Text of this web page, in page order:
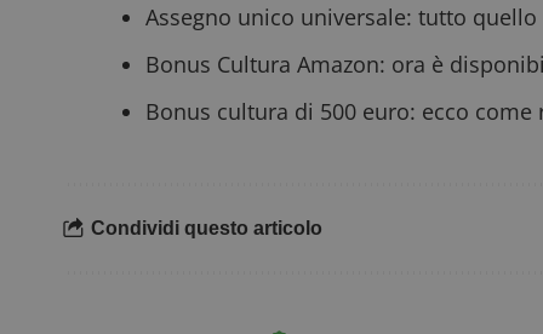
Assegno unico universale: tutto quello
Bonus Cultura Amazon: ora è
Bonus cultura di 500 euro: ecco come
Condividi questo articolo